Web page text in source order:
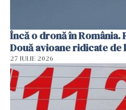
Încă o dronă în România.
Două avioane ridicate de
27 IULIE 2026